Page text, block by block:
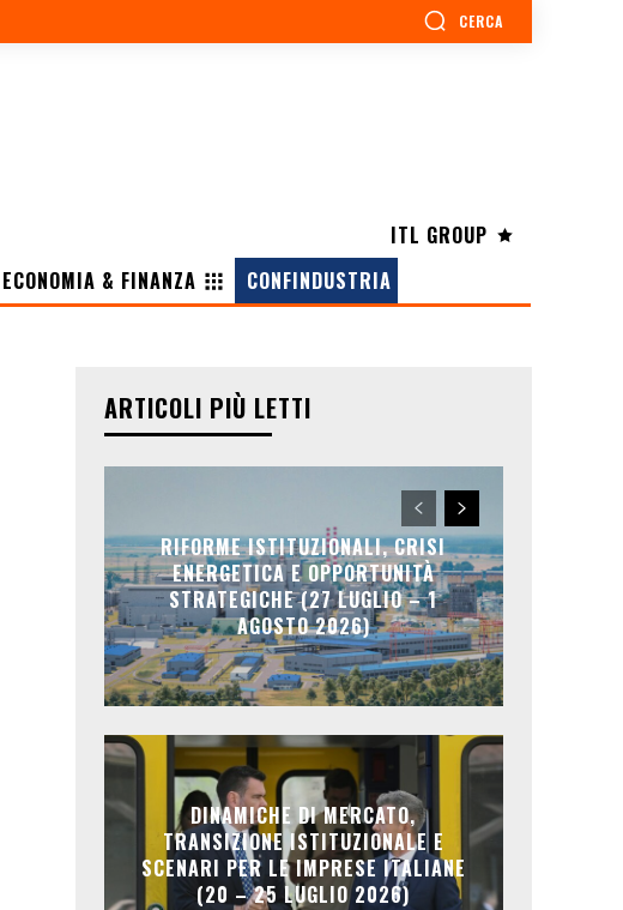
CERCA
ITL GROUP
ECONOMIA & FINANZA CONFINDUSTRIA
ARTICOLI PIÙ LETTI
RIFORME ISTITUZIONALI, CRISI
ENERGETICA E OPPORTUNITÀ
STRATEGICHE (27 LUGLIO – 1
AGOSTO 2026)
DINAMICHE DI MERCATO,
TRANSIZIONE ISTITUZIONALE E
SCENARI PER LE IMPRESE ITALIANE
(20 – 25 LUGLIO 2026)